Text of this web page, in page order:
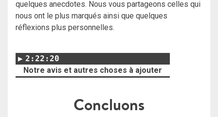
quelques anecdotes. Nous vous partageons celles qui
nous ont le plus marqués ainsi que quelques
réflexions plus personnelles.
2:22:20
Notre avis et autres choses à ajouter
Concluons